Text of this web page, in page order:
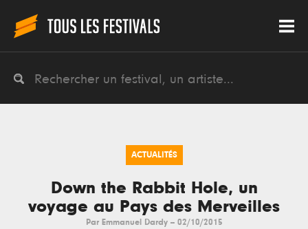
ACTUALITÉS
Down the Rabbit Hole, un
voyage au Pays des Merveilles
Par Emmanuel Dardy -- 02/10/2015